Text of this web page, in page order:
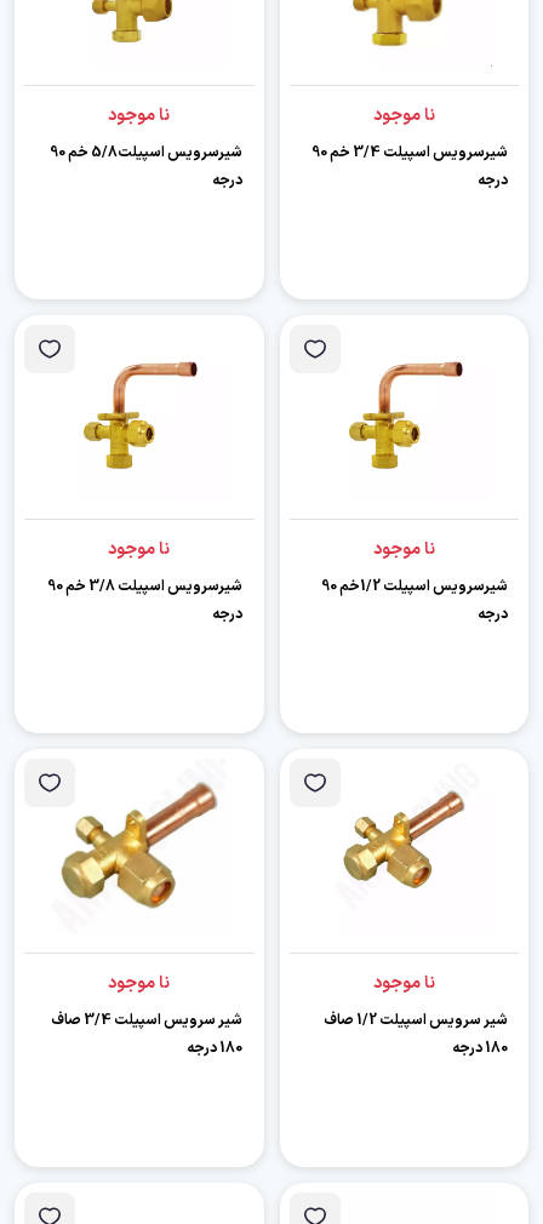
نا موجود
شیرسرویس اسپیلت 3/4 خم 90
درجه
نا موجود
شیرسرویس اسپیلت5/8 خم 90
درجه
نا موجود
شیرسرویس اسپیلت 1/2خم 90
درجه
نا موجود
شیرسرویس اسپیلت 3/8 خم 90
درجه
نا موجود
شیر سرویس اسپیلت 1/2 صاف
180 درجه
نا موجود
شیر سرویس اسپیلت 3/4 صاف
180 درجه